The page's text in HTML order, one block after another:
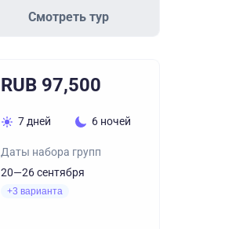
Смотреть тур
RUB 97,500
7 дней 6 ночей
Даты набора групп
20—26 сентября
+3 варианта